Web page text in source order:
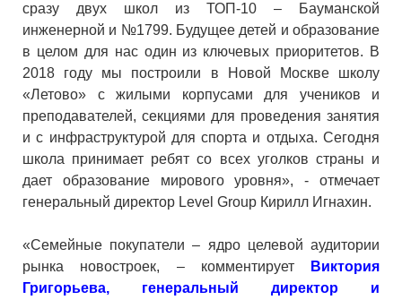
сразу двух школ из ТОП-10 – Бауманской
инженерной и №1799. Будущее детей и образование
в целом для нас один из ключевых приоритетов. В
2018 году мы построили в Новой Москве школу
«Летово» с жилыми корпусами для учеников и
преподавателей, секциями для проведения занятия
и с инфраструктурой для спорта и отдыха. Сегодня
школа принимает ребят со всех уголков страны и
дает образование мирового уровня», - отмечает
генеральный директор Level Group Кирилл Игнахин.
«Семейные покупатели – ядро целевой аудитории
рынка новостроек, – комментирует
Виктория
Григорьева, генеральный директор и